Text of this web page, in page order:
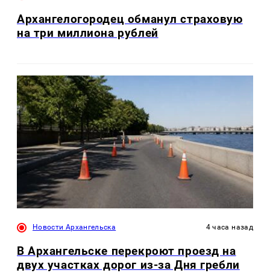
Архангелогородец обманул страховую
на три миллиона рублей
Новости Архангельска 4 часа назад
В Архангельске перекроют проезд на
двух участках дорог из-за Дня гребли